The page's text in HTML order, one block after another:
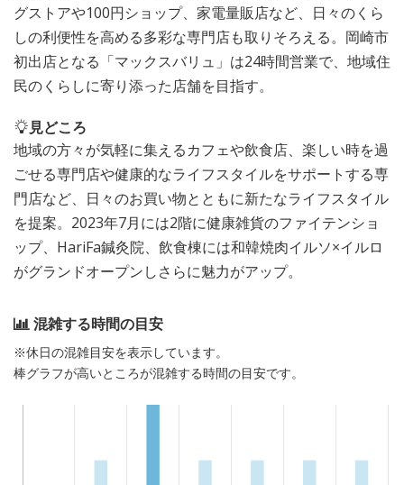
グストアや100円ショップ、家電量販店など、日々のくら
しの利便性を高める多彩な専門店も取りそろえる。岡崎市
初出店となる「マックスバリュ」は24時間営業で、地域住
民のくらしに寄り添った店舗を目指す。
見どころ
地域の方々が気軽に集えるカフェや飲食店、楽しい時を過
ごせる専門店や健康的なライフスタイルをサポートする専
門店など、日々のお買い物とともに新たなライフスタイル
を提案。2023年7月には2階に健康雑貨のファイテンショ
ップ、HariFa鍼灸院、飲食棟には和韓焼肉イルソ×イルロ
がグランドオープンしさらに魅力がアップ。
混雑する時間の目安
※休日の混雑目安を表示しています。
棒グラフが高いところが混雑する時間の目安です。